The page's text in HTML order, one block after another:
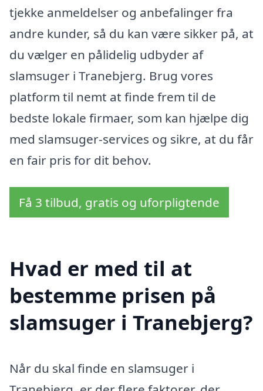
tjekke anmeldelser og anbefalinger fra
andre kunder, så du kan være sikker på, at
du vælger en pålidelig udbyder af
slamsuger i Tranebjerg. Brug vores
platform til nemt at finde frem til de
bedste lokale firmaer, som kan hjælpe dig
med slamsuger-services og sikre, at du får
en fair pris for dit behov.
Få 3 tilbud, gratis og uforpligtende
Hvad er med til at
bestemme prisen på
slamsuger i Tranebjerg?
Når du skal finde en slamsuger i